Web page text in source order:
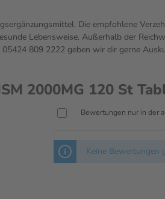
Die empfohlene
Lebensweise. Außerhalb der
809 2222 geben wir dir gerne
2000MG 120 St
Bewertungen nur in der
Keine Bewertungen